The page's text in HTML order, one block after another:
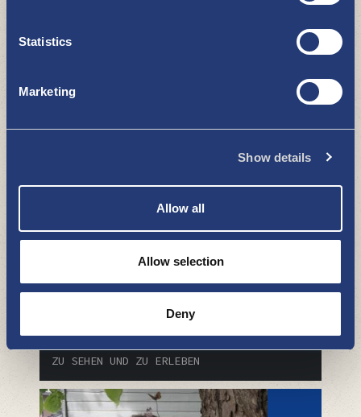
Statistics
Marketing
Show details
Allow all
Allow selection
Deny
(Galerie Horizont)
Der Myllymäki-Park und der
ZU SEHEN UND ZU ERLEBEN